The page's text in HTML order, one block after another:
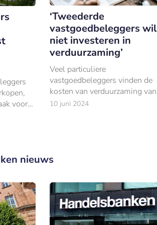
voor
‘Tweederde
vastgoedbeleggers wil
niet investeren in
verduurzaming’
Veel particuliere
vastgoedbeleggers vinden de
kosten van verduurzaming van
hun panden te hoog in
10 juni 2024
nieuws